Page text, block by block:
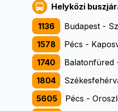
Helyközi
1136
Budapest -
1578
Pécs -
1740
Balatonfüred
1804
5605
Pécs -